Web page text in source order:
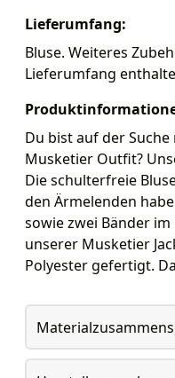
Lieferumfang:
Bluse. Weiteres
Lieferumfang
Du bist auf der
Musketier Outfit?
Die schulterfreie
den Ärmelenden
sowie zwei Bänder
unserer Musketier
Polyester gefertigt.